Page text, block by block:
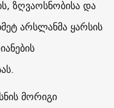
ზღვაოსნობისა და
არსლანმა ყარსის
მორიგი